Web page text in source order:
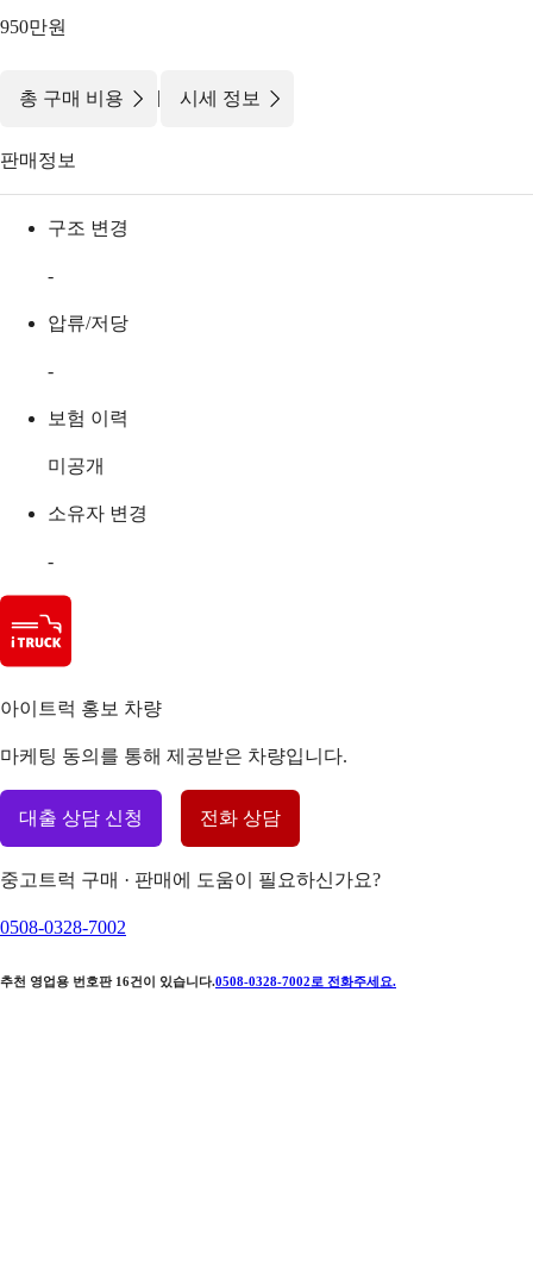
950만원
총 구매 비용 | 시세 정보
판매정보
구조 변경
-
압류/저당
-
보험 이력
미공개
소유자 변경
-
아이트럭 홍보 차량
마케팅 동의를 통해 제공받은 차량입니다.
대출 상담 신청 전화 상담
중고트럭 구매 · 판매에 도움이 필요하신가요?
0508-0328-7002
추천 영업용 번호판 16건이 있습니다.0508-0328-7002 로 전화주세요.